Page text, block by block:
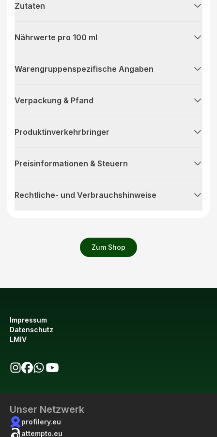
Zum Shop
Zutaten
Nährwerte pro 100 ml
Warengruppenspezifische Angaben
Verpackung & Pfand
Produktinverkehrbringer
Preisinformationen & Steuern
Rechtliche- und Verbrauchshinweise
Impressum
Datenschutz
LMIV
Unser Netzwerk
profilery.eu
attempto.eu